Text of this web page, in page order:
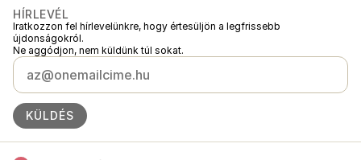
HÍRLEVÉL
Iratkozzon fel hírlevelünkre, hogy értesüljön a legfrissebb
újdonságokról.
Ne aggódjon, nem küldünk túl sokat.
KÜLDÉS